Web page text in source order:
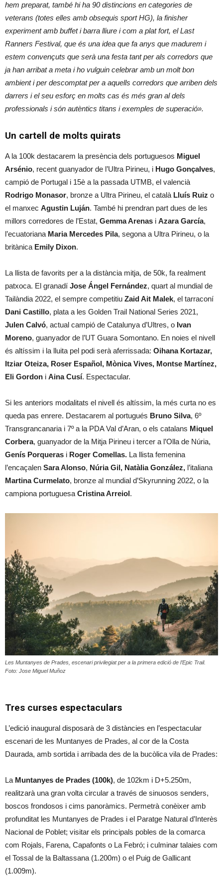
hem preparat, també hi ha 90 distincions en categories de
veterans (totes elles amb obsequis sport HG), la finisher
experiment amb buffet i barra lliure i com a plat fort, el Last
Ranners Festival, que és una idea que fa anys que madurem i
estem convençuts que serà una festa tant per als corredors que
ja han arribat a meta i ho vulguin celebrar amb un molt bon
ambient i per descomptat per a aquells corredors que arriben dels
darrers i el seu esforç en molts cas és més gran al dels
professionals i són autèntics titans i exemples de superació».
Un cartell de molts quirats
A la 100k destacarem la presència dels portuguesos Miguel
Arsénio, recent guanyador de l’Ultra Pirineu, i Hugo Gonçalves,
campió de Portugal i 15è a la passada UTMB, el valencià
Rodrigo Monasor, bronze a Ultra Pirineu, el català Lluís Ruiz o
el manxec Agustin Luján. També hi prendran part dues de les
millors corredores de l’Estat, Gemma Arenas i Azara García,
l’ecuatoriana Maria Mercedes Pila, segona a Ultra Pirineu, o la
britànica Emily Dixon.
La llista de favorits per a la distància mitja, de 50k, fa realment
patxoca. El granadí Jose Ángel Fernández, quart al mundial de
Tailàndia 2022, el sempre competitiu Zaid Ait Malek, el tarraconí
Dani Castillo, plata a les Golden Trail National Series 2021,
Julen Calvó, actual campió de Catalunya d’Ultres, o Ivan
Moreno, guanyador de l’UT Guara Somontano. En noies el nivell
és altíssim i la lluita pel podi serà aferrissada: Oihana Kortazar,
Itziar Oteiza, Roser Español, Mònica Vives, Montse Martínez,
Eli Gordon i Aina Cusí. Espectacular.
Si les anteriors modalitats el nivell és altíssim, la més curta no es
queda pas enrere. Destacarem al portugués Bruno Silva, 6º
Transgrancanaria i 7º a la PDA Val d’Aran, o els catalans Miquel
Corbera, guanyador de la Mitja Pirineu i tercer a l’Olla de Núria,
Genís Porqueras i Roger Comellas. La llista femenina
l’encaçalen Sara Alonso, Núria Gil, Natàlia González, l’italiana
Martina Curmelato, bronze al mundial d’Skyrunning 2022, o la
campiona portuguesa Cristina Arreiol.
Les Muntanyes de Prades, escenari privilegiat per a la primera edició de l’Epic Trail.
Foto: Jose Miguel Muñoz
Tres curses espectaculars
L’edició inaugural disposarà de 3 distàncies en l’espectacular
escenari de les Muntanyes de Prades, al cor de la Costa
Daurada, amb sortida i arribada des de la bucòlica vila de Prades:
La Muntanyes de Prades (100k), de 102km i D+5.250m,
realitzarà una gran volta circular a través de sinuosos senders,
boscos frondosos i cims panoràmics. Permetrà conèixer amb
profunditat les Muntanyes de Prades i el Paratge Natural d’Interès
Nacional de Poblet; visitar els principals pobles de la comarca
com Rojals, Farena, Capafonts o La Febró; i culminar talaies com
el Tossal de la Baltassana (1.200m) o el Puig de Gallicant
(1.009m).